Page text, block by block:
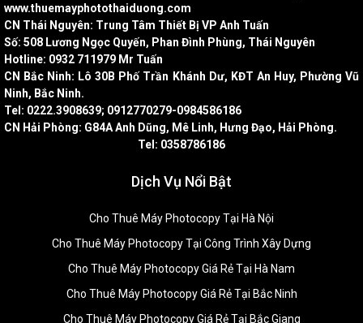
www.thuemayphotothaiduong.com
CN Thái Nguyên: Trung Tâm Thiết Bị VP Anh Tuấn
Số: 508 Lương Ngọc Quyến, Phan Đình Phùng, Thái Nguyên
Hotline: 0932 711979 Mr Tuấn
CN Bắc Ninh: Lô 30B Phố Trần Khánh Dư, KĐT An Huy, Phường Vũ
Ninh, Bắc Ninh.
Tel: 0222.3908639; 0912770279-0984586186
CN Hải Phòng: G84A Anh Dũng, Mê Linh, Hưng Đạo, Hải Phòng.
Tel: 0358786186
Dịch Vụ Nổi Bật
Cho Thuê Máy Photocopy Tại Hà Nội
Cho Thuê Máy Photocopy Tại Công Trình Xây Dựng
Cho Thuê Máy Photocopy Giá Rẻ Tại Hà Nam
Cho Thuê Máy Photocopy Giá Rẻ Tại Bắc Ninh
Cho Thuê Máy Photocopy Giá Rẻ Tại Bắc Giang